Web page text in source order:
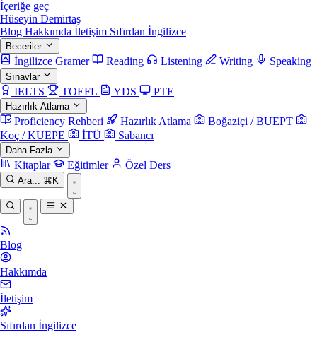
İçeriğe geç
Hüseyin Demirtaş
Blog Hakkımda İletişim Sıfırdan İngilizce
Beceriler
İngilizce Gramer Reading Listening Writing Speaking
Sınavlar
IELTS TOEFL YDS PTE
Hazırlık Atlama
Proficiency Rehberi Hazırlık Atlama
Boğaziçi / BUEPT
Koç / KUEPE
İTÜ Sabancı
Daha Fazla
Kitaplar Eğitimler Özel Ders
Ara... ⌘K
Blog
Hakkımda
İletişim
Sıfırdan İngilizce